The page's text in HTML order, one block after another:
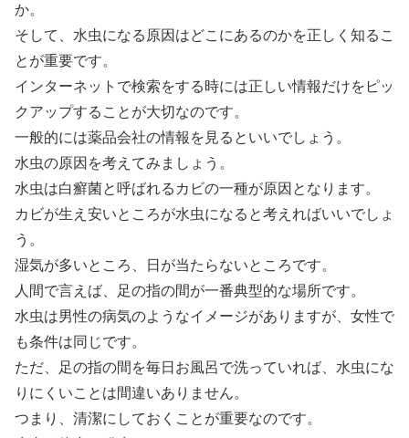
か。
そして、水虫になる原因はどこにあるのかを正しく知るこ
とが重要です。
インターネットで検索をする時には正しい情報だけをピッ
クアップすることが大切なのです。
一般的には薬品会社の情報を見るといいでしょう。
水虫の原因を考えてみましょう。
水虫は白癬菌と呼ばれるカビの一種が原因となります。
カビが生え安いところが水虫になると考えればいいでしょ
う。
湿気が多いところ、日が当たらないところです。
人間で言えば、足の指の間が一番典型的な場所です。
水虫は男性の病気のようなイメージがありますが、女性で
も条件は同じです。
ただ、足の指の間を毎日お風呂で洗っていれば、水虫にな
りにくいことは間違いありません。
つまり、清潔にしておくことが重要なのです。